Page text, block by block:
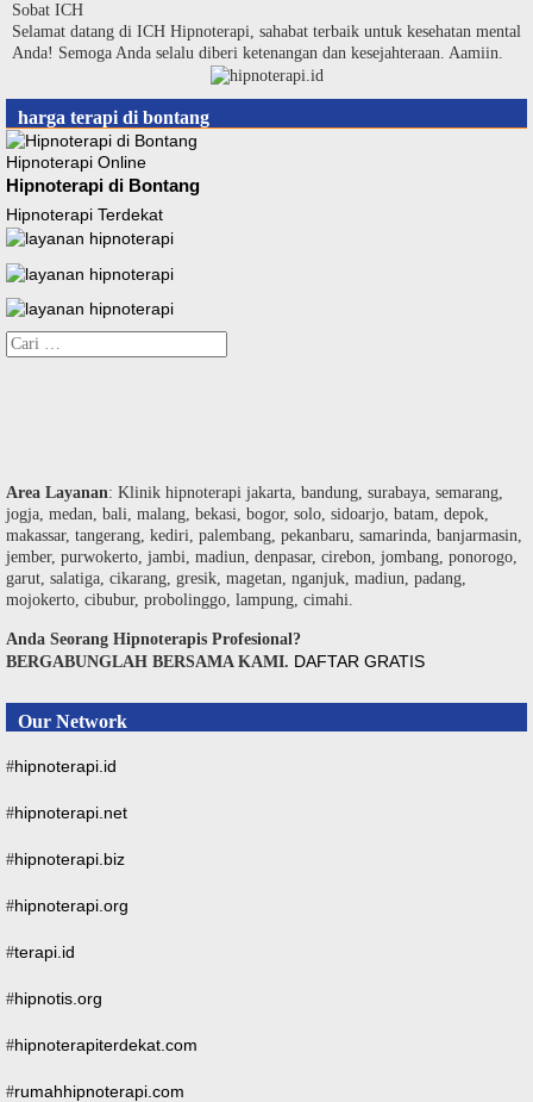
Langsung
ke
konten
Sobat ICH
Selamat datang di ICH Hipnoterapi, sahabat terbaik untuk kesehatan mental
Anda! Semoga Anda selalu diberi ketenangan dan kesejahteraan. Aamiin.
harga terapi di bontang
Hipnoterapi Online
Hipnoterapi di Bontang
Hipnoterapi Terdekat
Cari
untuk:
Area Layanan: Klinik hipnoterapi jakarta, bandung, surabaya, semarang,
jogja, medan, bali, malang, bekasi, bogor, solo, sidoarjo, batam, depok,
makassar, tangerang, kediri, palembang, pekanbaru, samarinda, banjarmasin,
jember, purwokerto, jambi, madiun, denpasar, cirebon, jombang, ponorogo,
garut, salatiga, cikarang, gresik, magetan, nganjuk, madiun, padang,
mojokerto, cibubur, probolinggo, lampung, cimahi.
Anda Seorang Hipnoterapis Profesional?
BERGABUNGLAH BERSAMA KAMI. DAFTAR GRATIS
Our Network
#hipnoterapi.id
#hipnoterapi.net
#hipnoterapi.biz
#hipnoterapi.org
#terapi.id
#hipnotis.org
#hipnoterapiterdekat.com
#rumahhipnoterapi.com